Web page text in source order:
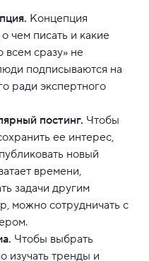
Концепция
чем писать и какие
всем сразу» не
подписываются на
ради экспертного
постинг. Чтобы
ее интерес,
новый
времени,
задачи другим
можно сотрудничать с
Чтобы выбрать
изучать тренды и